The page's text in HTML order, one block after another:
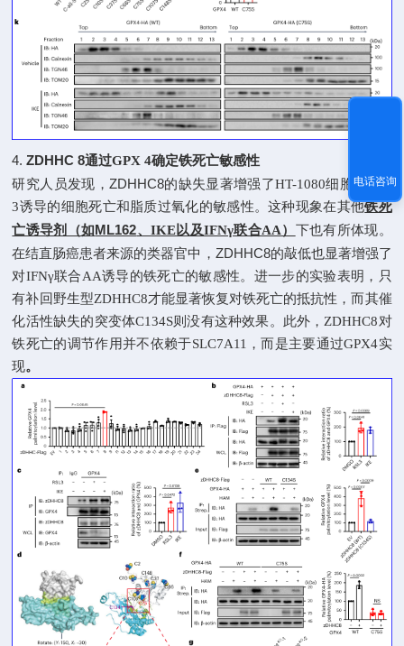
4.ZDHHC 8通过GPX 4确定铁死亡敏感性
研究人员发现， ZDHHC8的缺失显著增强了HT-1080细胞对RSL
3诱导的细胞死亡和脂质过氧化的敏感性。这种现象在其他铁死
亡诱导剂（如ML162、IKE以及IFNγ联合AA） 下也有所体现。
在结直肠癌患者来源的类器官中， ZDHHC8的敲低也显著增强了
对IFNγ联合AA诱导的铁死亡的敏感性。进一步的实验表明，只
有补回野生型ZDHHC8才能显著恢复对铁死亡的抵抗性，而其催
化活性缺失的突变体C134S则没有这种效果。此外， ZDHHC8对
铁死亡的调节作用并不依赖于SLC7A11 ，而是主要通过GPX4实
现。
电话咨询